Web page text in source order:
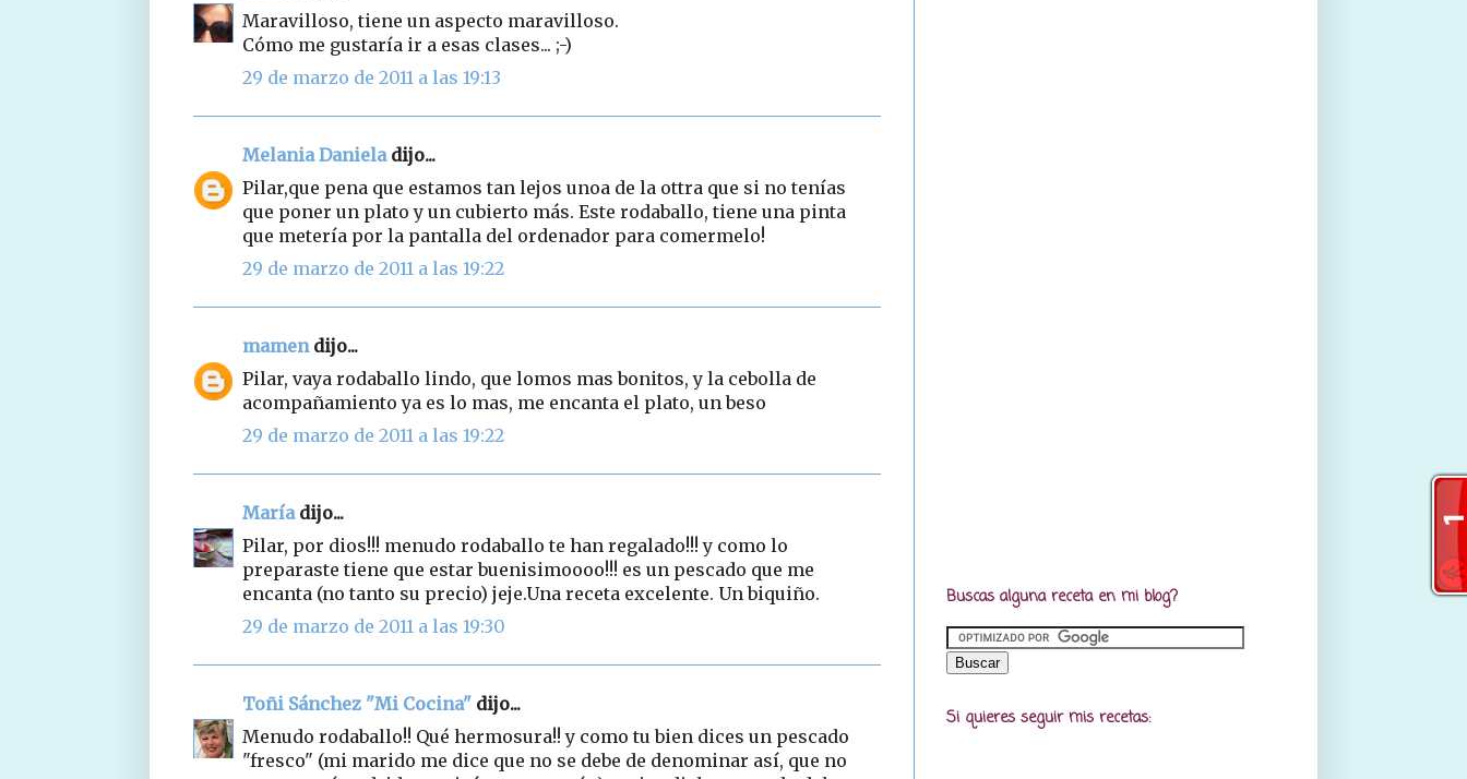
Maravilloso, tiene un aspecto maravilloso.
Cómo me gustaría ir a esas clases... ;-)
29 de marzo de 2011 a las 19:13
Melania Danieladijo...
Pilar,que pena que estamos tan lejos unoa de la ottra que si no tenías
que poner un plato y un cubierto más. Este rodaballo, tiene una pinta
que metería por la pantalla del ordenador para comermelo!
29 de marzo de 2011 a las 19:22
mamendijo...
Pilar, vaya rodaballo lindo, que lomos mas bonitos, y la cebolla de
acompañamiento ya es lo mas, me encanta el plato, un beso
29 de marzo de 2011 a las 19:22
Maríadijo...
Pilar, por dios!!! menudo rodaballo te han regalado!!! y como lo
preparaste tiene que estar buenisimoooo!!! es un pescado que me
encanta (no tanto su precio) jeje.Una receta excelente. Un biquiño.
29 de marzo de 2011 a las 19:30
Toñi Sánchez "Mi Cocina" dijo...
Menudo rodaballo!! Qué hermosura!! y como tu bien dices un pescado
"fresco" (mi marido me dice que no se debe de denominar así, que no
Buscas alguna receta en mi blog?
Si quieres seguir mis recetas: